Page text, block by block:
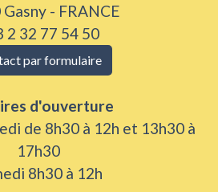
- FRANCE
2 32 77 54 50
par formulaire
d'ouverture
de 8h30 à 12h et 13h30 à
17h30
8h30 à 12h